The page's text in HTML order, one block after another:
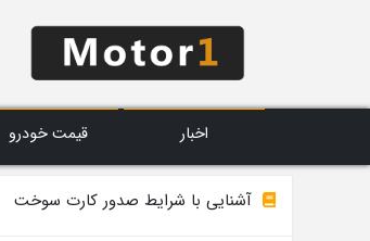
اخبار قیمت خودرو
آشنایی با شرایط صدور کارت سوخت